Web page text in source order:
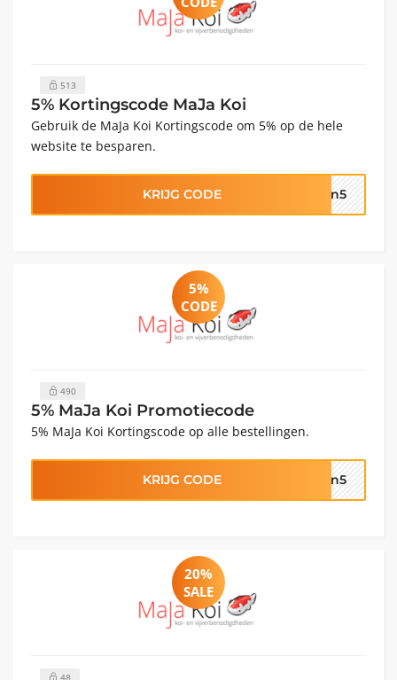
513
5% Kortingscode MaJa Koi
Gebruik de MaJa Koi Kortingscode om 5% op de hele
website te besparen.
KRIJG CODE en5
5%
CODE
490
5% MaJa Koi Promotiecode
5% MaJa Koi Kortingscode op alle bestellingen.
KRIJG CODE en5
20%
SALE
48